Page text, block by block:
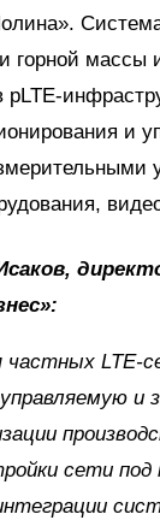
горной массы
и
частных LTE-
и
сети